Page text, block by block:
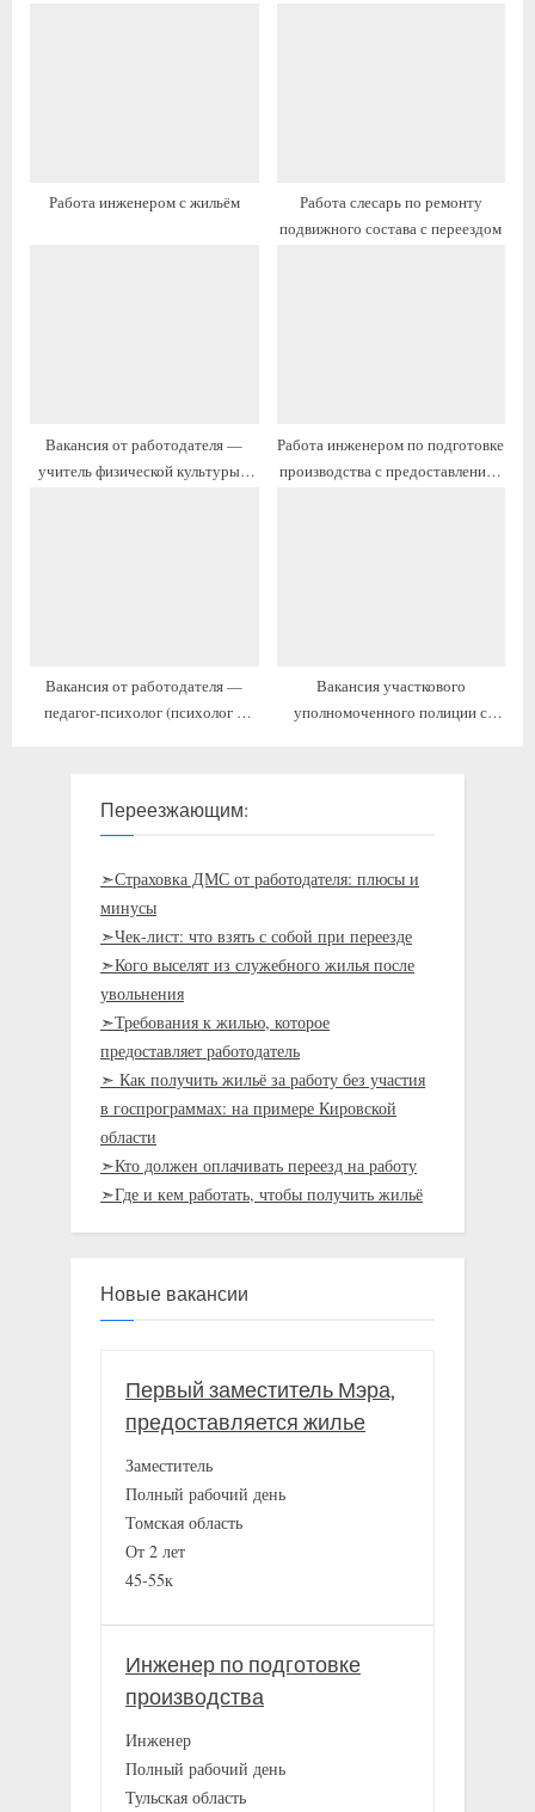
Работа инженером с жильём
Работа слесарь по ремонту
подвижного состава с переездом
Вакансия от работодателя —
учитель физической культуры с
Работа инженером по подготовке
производства с предоставлением
Вакансия от работодателя —
педагог-психолог (психолог в
Вакансия участкового
уполномоченного полиции с
Переезжающим:
➣Страховка ДМС от работодателя: плюсы и
минусы
➣Чек-лист: что взять с собой при переезде
➣Кого выселят из служебного жилья после
увольнения
➣Требования к жилью, которое
предоставляет работодатель
➣ Как получить жильё за работу без участия
в госпрограммах: на примере Кировской
области
➣Кто должен оплачивать переезд на работу
➣Где и кем работать, чтобы получить жильё
Новые вакансии
Первый заместитель Мэра,
предоставляется жилье
Заместитель
Полный рабочий день
Томская область
От 2 лет
45-55к
Инженер по подготовке
производства
Инженер
Полный рабочий день
Тульская область